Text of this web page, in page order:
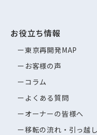
お役立ち情報
東京再開発MAP
お客様の声
コラム
よくある質問
オーナーの皆様へ
移転の流れ・引っ越